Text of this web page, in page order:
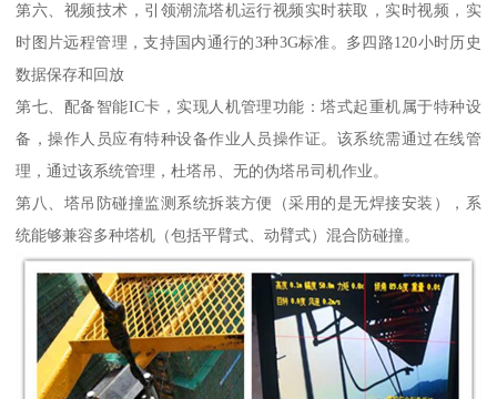
第六、视频技术，引领潮流塔机运行视频实时获取，实时视频，实
时图片远程管理，支持国内通行的3种3G标准。多四路120小时历史
数据保存和回放
第七、配备智能IC卡，实现人机管理功能：塔式起重机属于特种设
备，操作人员应有特种设备作业人员操作证。该系统需通过在线管
理，通过该系统管理，杜塔吊、无的伪塔吊司机作业。
第八、塔吊防碰撞监测系统拆装方便（采用的是无焊接安装），系
统能够兼容多种塔机（包括平臂式、动臂式）混合防碰撞。